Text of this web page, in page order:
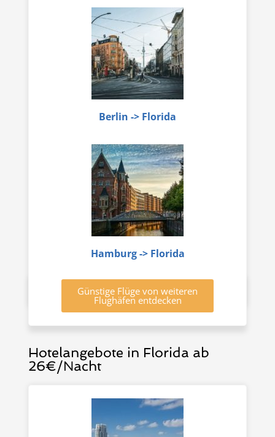
Berlin -> Florida
Hamburg -> Florida
Günstige Flüge von weiteren
Flughäfen entdecken
Hotelangebote in Florida ab
26€/Nacht